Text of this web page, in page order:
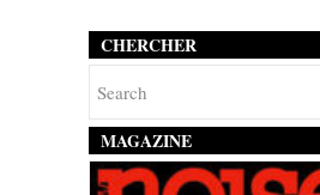
CHERCHER
MAGAZINE